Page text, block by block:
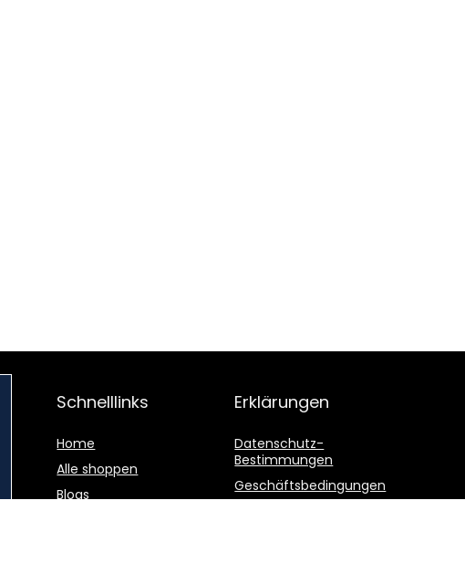
Schnelllinks
Home
Alle shoppen
Blogs
Erklärungen
Datenschutz-
Bestimmungen
Geschäftsbedingungen